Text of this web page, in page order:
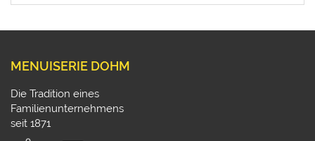
MENUISERIE DOHM
Die Tradition eines
Familienunternehmens
seit 1871